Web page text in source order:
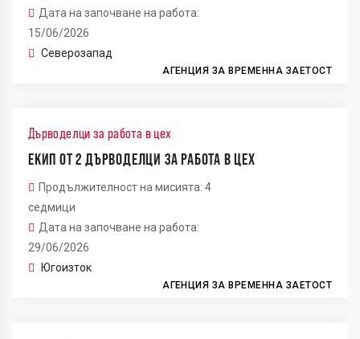
Дата на започване на работа:
15/06/2026
Северозапад
АГЕНЦИЯ ЗА ВРЕМЕННА ЗАЕТОСТ
Дърводелци за работа в цех
ЕКИП ОТ 2 ДЪРВОДЕЛЦИ ЗА РАБОТА В ЦЕХ
Продължителност на мисията: 4
седмици
Дата на започване на работа:
29/06/2026
Югоизток
АГЕНЦИЯ ЗА ВРЕМЕННА ЗАЕТОСТ
2
2
3